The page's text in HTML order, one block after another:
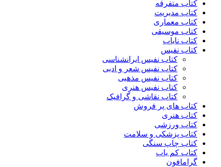
کتاب متفرقه
کتاب مدیریت
کتاب معماری
کتاب موسیقی
کتاب نایاب
کتاب نفیس
کتاب نفیس ایرانشناسی
کتاب نفیس شعر و ادبی
کتاب نفیس مذهبی
کتاب نفیس هنری
کتاب نقاشی و گرافیک
کتاب های پر فروش
کتاب هنری
کتاب ورزشی
کتاب پزشکی و سلامت
کتاب چاپ سنگی
کتاب کم یاب
گرامافون